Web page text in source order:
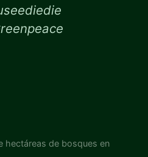
hectáreas de bosques en